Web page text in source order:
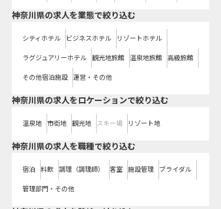
神奈川県の求人を業態で絞り込む
シティホテル ビジネスホテル リゾートホテル
ラグジュアリーホテル 観光地旅館 温泉地旅館 高級旅館
その他宿泊施設 運営・その他
神奈川県の求人をロケーションで絞り込む
温泉地 市街地 観光地 スキー場 リゾート地
神奈川県の求人を職種で絞り込む
宿泊 料飲 調理（調理師） 客室 施設管理 ブライダル
管理部門・その他